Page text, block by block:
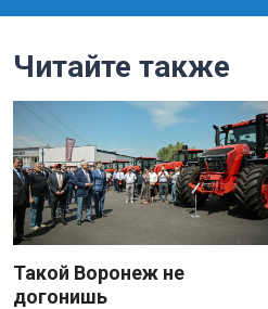
Читайте также
Такой Воронеж не
догонишь